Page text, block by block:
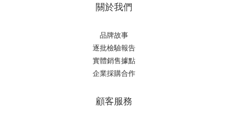
關於我們
品牌故事
逐批檢驗報告
實體銷售據點
企業採購合作
顧客服務